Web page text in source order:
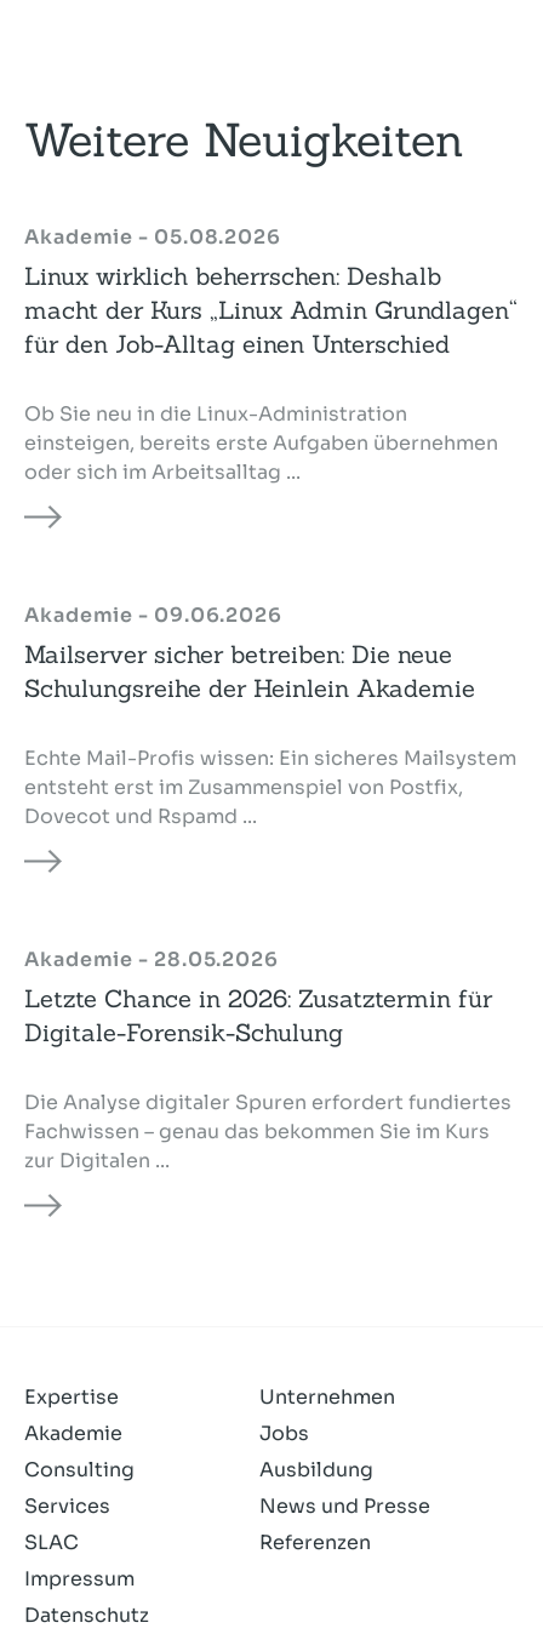
Weitere Neuigkeiten
Akademie - 05.08.2026
Linux wirklich beherrschen: Deshalb
macht der Kurs „Linux Admin Grundlagen“
für den Job-Alltag einen Unterschied
Ob Sie neu in die Linux-Administration
einsteigen, bereits erste Aufgaben übernehmen
oder sich im Arbeitsalltag ...
Akademie - 09.06.2026
Mailserver sicher betreiben: Die neue
Schulungsreihe der Heinlein Akademie
Echte Mail-Profis wissen: Ein sicheres Mailsystem
entsteht erst im Zusammenspiel von Postfix,
Dovecot und Rspamd ...
Akademie - 28.05.2026
Letzte Chance in 2026: Zusatztermin für
Digitale-Forensik-Schulung
Die Analyse digitaler Spuren erfordert fundiertes
Fachwissen – genau das bekommen Sie im Kurs
zur Digitalen ...
Expertise
Akademie
Consulting
Services
SLAC
Unternehmen
Jobs
Ausbildung
News und Presse
Referenzen
Impressum
Datenschutz